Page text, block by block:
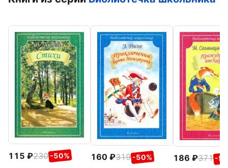
115 230 -50% 160 319 -50% 186 371 -